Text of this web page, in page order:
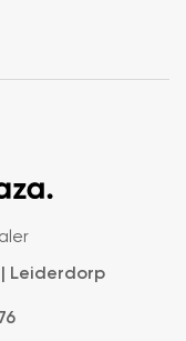
| Leiderdorp